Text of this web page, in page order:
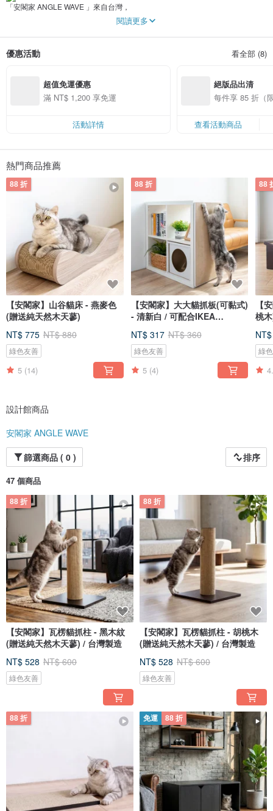
「安閣家 ANGLE WAVE 」來自台灣，
我們始終相信日子就該過得安心自在，不該讓周遭的毒物因子影響生活品質，
因此以無毒、純粹的瓦楞紙板為主體，獨家開發一系列無毒環保的寵物友善家
「是貓用品，也是居家生活的一份子」，
輕鬆打造人貓共享的美好生活❤
閱讀更多
優惠活動 看全部 (8)
超值免運優惠
滿 NT$ 1,200 享免運
活動詳情
絕版品出清
每件享 85 折（
查看活動商品
熱門商品推薦
88 折
【安閣家】山谷貓床 - 燕麥色
(贈送純天然木天蓼)
NT$ 775 NT$ 880
綠色友善
5 (14)
88 折
【安閣家】大大貓抓板(可黏式)
- 清新白 / 可配合IKEA
NT$ 317 NT$ 360
綠色友善
5 (4)
88
【
桃
綠
設計館商品
安閣家 ANGLE WAVE
篩選商品 ( 0 )
排序
47 個商品
88 折
【安閣家】瓦楞貓抓柱 - 黑木紋
(贈送純天然木天蓼) / 台灣製造
NT$ 528 NT$ 600
綠色友善
88 折
【安閣家】瓦楞貓抓柱 - 胡桃木
(贈送純天然木天蓼) / 台灣製造
NT$ 528 NT$ 600
綠色友善
88 折 免運 88 折